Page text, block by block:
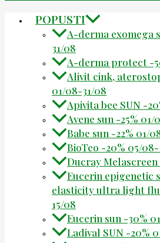
POPUSTI
A-derma exomega
31/08
A-derma protect -
Alivit cink,
01/08-31/08
Apivita bee SUN -
Avene sun -25% 01/
Babe sun -22% 01/
BioTeo -20% 05/08-
Ducray Melascreen
Eucerin epigenetic
elasticity ultra light
15/08
Eucerin sun -30%
Ladival SUN -20%